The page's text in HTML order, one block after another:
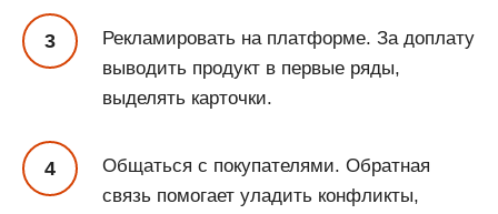
Рекламировать на платформе. За доплату
выводить продукт в первые ряды,
выделять карточки.
Общаться с покупателями. Обратная
связь помогает уладить конфликты,